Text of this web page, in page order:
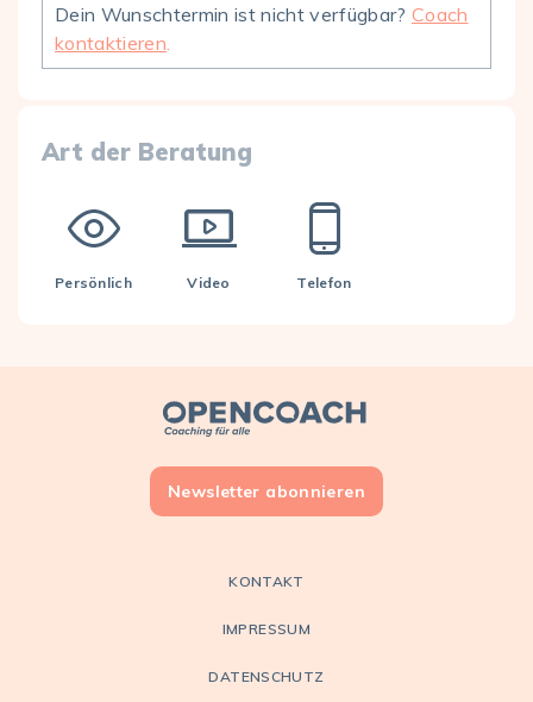
Dein Wunschtermin ist nicht verfügbar? Coach
kontaktieren
Art der Beratung
Persönlich Video Telefon
Open Coach
KONTAKT
IMPRESSUM
DATENSCHUTZ
Newsletter abonnieren